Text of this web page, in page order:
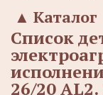
Каталог
▲
Список
26/20